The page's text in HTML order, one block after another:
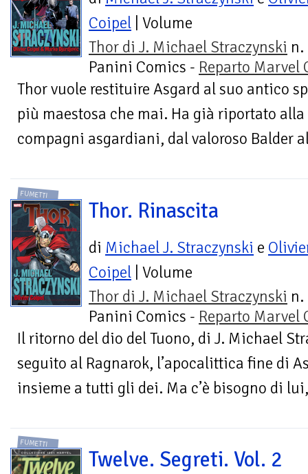
Coipel | Volume
Thor di J. Michael Straczynski n.
Panini Comics - Reparto Marvel
Thor vuole restituire Asgard al suo antico
più maestosa che mai. Ha già riportato
compagni asgardiani, dal valoroso Balder
FUMETTI
Thor. Rinascita
di Michael J. Straczynski e
Coipel | Volume
Thor di J. Michael Straczynski n.
Panini Comics - Reparto Marvel
Il ritorno del dio del Tuono, di J. Michael
seguito al Ragnarok, l’apocalittica fine di
insieme a tutti gli dei. Ma c’è bisogno di
FUMETTI
Twelve. Segreti. Vol. 2